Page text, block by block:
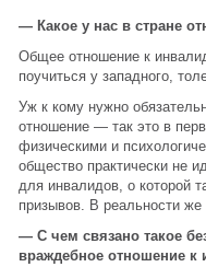
— Какое у нас в стране
Общее отношение к
поучиться у западного,
Уж к кому нужно
отношение — так это в
физическими и
общество практически не
для инвалидов, о которой
призывов. В реальности
— С чем связано такое
враждебное отношение к